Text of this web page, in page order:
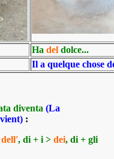
Ha del dolce...
Il a quelque chose
diventa (La
:
dell', di + i > dei, di + gli